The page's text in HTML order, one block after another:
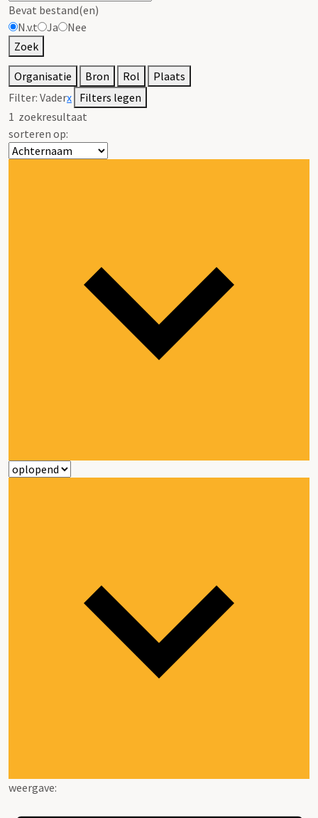
Bevat bestand(en)
N.v.t
Ja
Nee
Zoek
Organisatie Bron Rol
Plaats
Filter: Vaderx Filters legen
1 zoekresultaat
sorteren op:
weergave: